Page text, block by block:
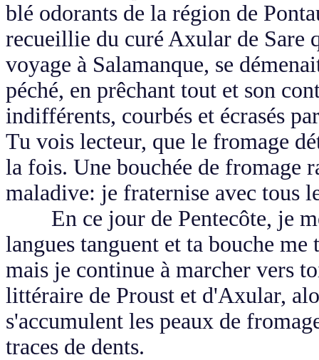
blé odorants de la région de
recueillie du curé Axular de Sare
voyage à Salamanque, se
péché, en prêchant tout et son
indifférents, courbés et écrasés
Tu vois lecteur, que le fromage
la fois. Une bouchée de
maladive: je fraternise avec tous
En ce jour de Pentecôte, je
langues tanguent et ta bouche
mais je continue à marcher vers
littéraire de Proust et d'Axular,
s'accumulent les peaux de
traces de dents.